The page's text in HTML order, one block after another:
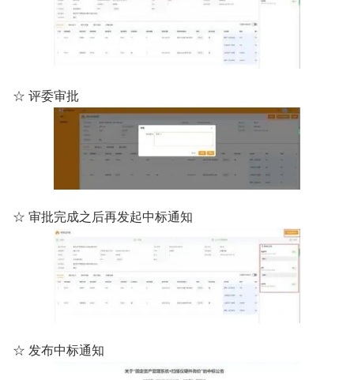
☆ 评委审批
☆ 审批完成之后再发起中标通知
☆ 发布中标通知